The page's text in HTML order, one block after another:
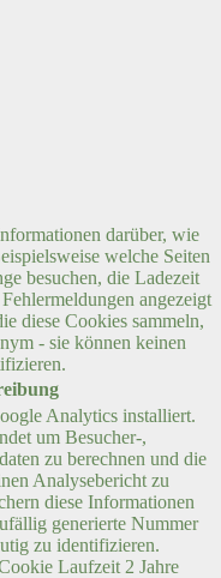
darüber, wie
welche Seiten
besuchen, die Ladezeit
angezeigt
diese Cookies sammeln,
- sie können keinen
Analytics installiert.
um Besucher-,
zu berechnen und die
Analysebericht zu
diese Informationen
generierte Nummer
zu identifizieren.
Laufzeit 2 Jahre